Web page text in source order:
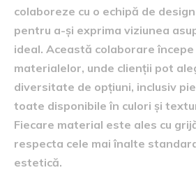
colaboreze cu o echipă de
pentru a-și exprima viziunea
ideal. Această colaborare începe
materialelor, unde clienții pot
diversitate de opțiuni, inclusiv
toate disponibile în culori și
Fiecare material este ales cu
respecta cele mai înalte
estetică.